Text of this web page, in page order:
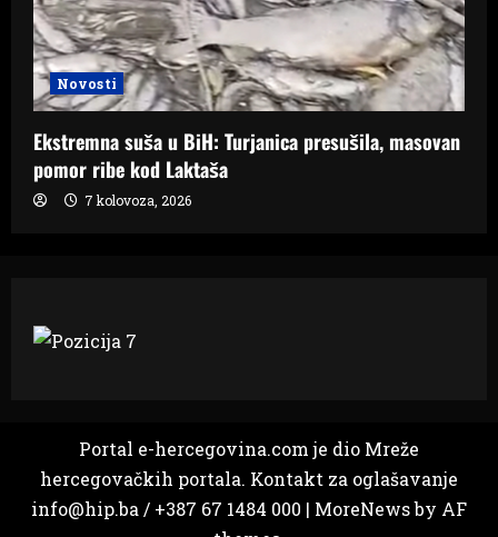
Novosti
Ekstremna suša u BiH: Turjanica presušila, masovan
pomor ribe kod Laktaša
7 kolovoza, 2026
Portal e-hercegovina.com je dio Mreže
hercegovačkih portala. Kontakt za oglašavanje
info@hip.ba / +387 67 1484 000 | MoreNewsby AF